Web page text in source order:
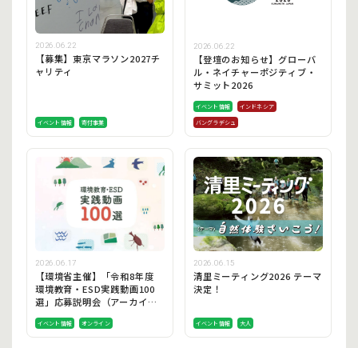
2026.06.22
【募集】東京マラソン2027チ
ャリティ
イベント情報 寄付事業
2026.06.22
【登壇のお知らせ】グローバ
ル・ネイチャーポジティブ・
サミット2026
イベント情報
インドネシア
バングラデシュ
2026.06.17
【環境省主催】「令和8年度
環境教育・ESD実践動画100
選」応募説明会（アーカイブ
イベント情報 オンライン
2026.06.15
清里ミーティング2026 テーマ
決定！
イベント情報 大人